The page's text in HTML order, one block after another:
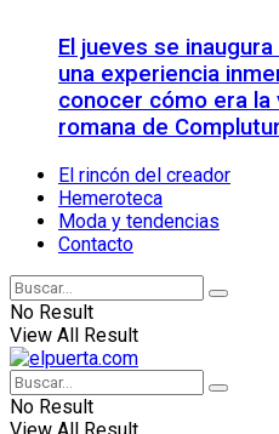
El jueves se inaugura
una experiencia
conocer cómo era la
romana de
El rincón del creador
Hemeroteca
Moda y tendencias
Contacto
No Result
View All Result
No Result
View All Result